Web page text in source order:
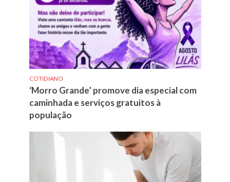
COTIDIANO
‘Morro Grande’ promove dia especial com
caminhada e serviços gratuitos à
população